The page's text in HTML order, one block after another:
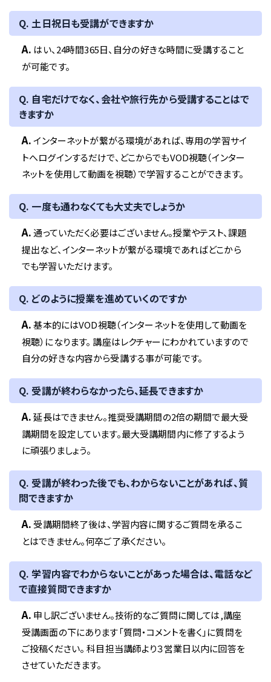
Q. 土日祝日も受講ができますか
A. はい、24時間365日、自分の好きな時間に受講すること
が可能です。
Q. 自宅だけでなく、会社や旅行先から受講することはで
きますか
A.インターネットが繋がる環境があれば、専用の学習サイ
トへログインするだけで、どこからでもVOD視聴（インター
ネットを使用して動画を視聴）で学習することができます。
Q. 一度も通わなくても大丈夫でしょうか
A.通っていただく必要はございません。授業やテスト、課題
提出など、インターネットが繋がる環境であればどこから
でも学習いただけます。
Q. どのように授業を進めていくのですか
A.基本的にはVOD視聴（インターネットを使用して動画を
視聴）になります。 講座はレクチャーにわかれていますので
自分の好きな内容から受講する事が可能です。
Q. 受講が終わらなかったら、延長できますか
A.延長はできません。推奨受講期間の2倍の期間で最大受
講期間を設定しています。最大受講期間内に修了するよう
に頑張りましょう。
Q. 受講が終わった後でも、わからないことがあれば、質
問できますか
A. 受講期間終了後は、学習内容に関するご質問を承るこ
とはできません。何卒ご了承ください。
Q. 学習内容でわからないことがあった場合は、電話など
で直接質問できますか
A. 申し訳ございません。技術的なご質問に関しては,講座
受講画面の下にあります「質問・コメントを書く」に質問を
ご投稿ください。 科目担当講師より３営業日以内に回答を
させていただきます。